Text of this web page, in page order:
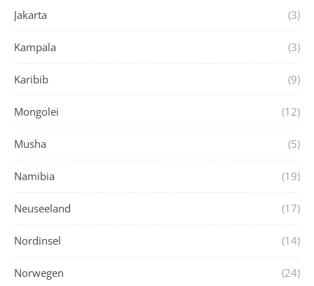
Jakarta (3)
Kampala (3)
Karibib (9)
Mongolei (12)
Musha (5)
Namibia (19)
Neuseeland (17)
Nordinsel (14)
Norwegen (24)